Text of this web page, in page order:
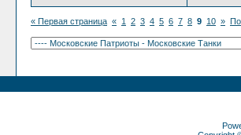
« Первая страница « 1 2 3 4 5 6 7 8 9 10 »